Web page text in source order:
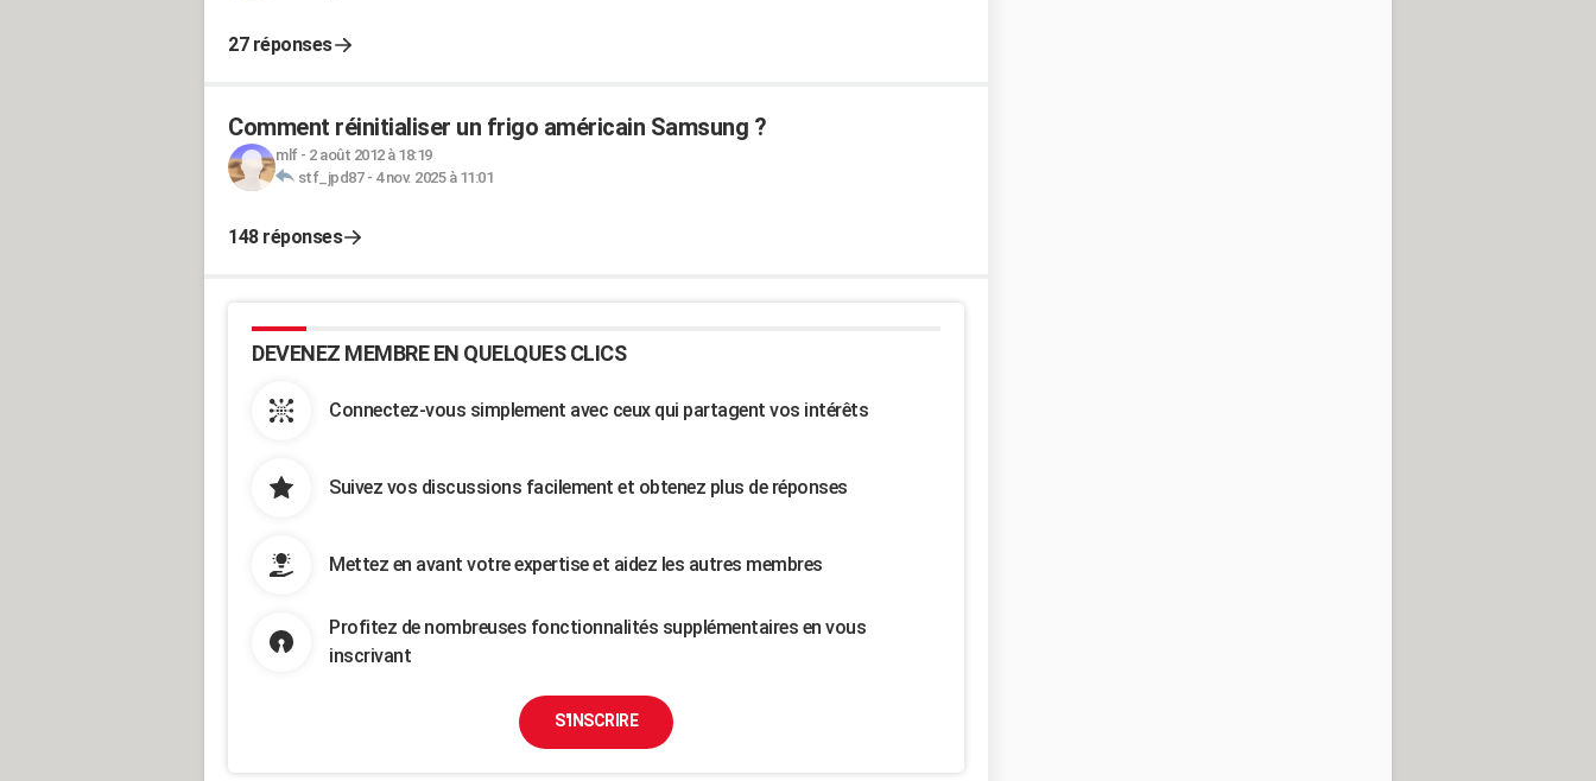
27 réponses
Comment réinitialiser un frigo américain Samsung ?
mlf- 2 août 2012 à 18:19
stf_jpd87- 4 nov. 2025 à 11:01
148 réponses
DEVENEZ MEMBRE EN QUELQUES CLICS
Connectez-vous simplement avec ceux qui partagent vos intérêts
Suivez vos discussions facilement et obtenez plus de réponses
Mettez en avant votre expertise et aidez les autres membres
Profitez de nombreuses fonctionnalités supplémentaires en vous
inscrivant
S'INSCRIRE